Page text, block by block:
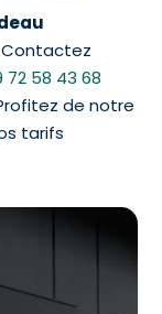
72 58 43 68
de notre
tarifs